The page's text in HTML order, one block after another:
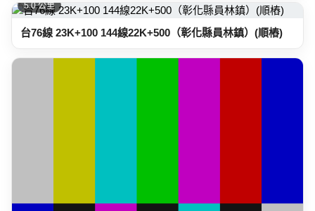
5.0 公里
台76線 23K+100 144線22K+500（彰化縣員林鎮）(順樁)